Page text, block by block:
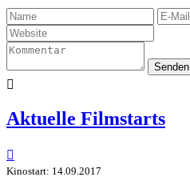
Senden

Aktuelle Filmstarts

Kinostart: 14.09.2017